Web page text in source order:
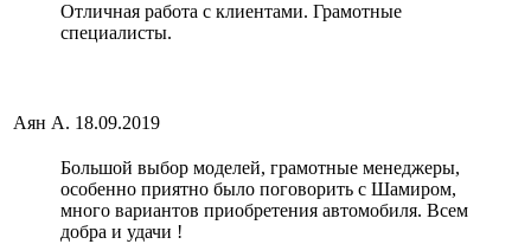
Отличная работа с клиентами. Грамотные
специалисты.
Аян А. 18.09.2019
Большой выбор моделей, грамотные менеджеры,
особенно приятно было поговорить с Шамиром,
много вариантов приобретения автомобиля. Всем
добра и удачи !